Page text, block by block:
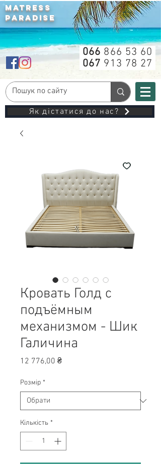
MATRESS
PARADISE
066 866 53 60
067 913 78 27
Як дістатися до нас?
Кровать Голд с
подъёмным
механизмом - Шик
Галичина
12 776,00 ₴Ціна
Розмір *
Кількість *